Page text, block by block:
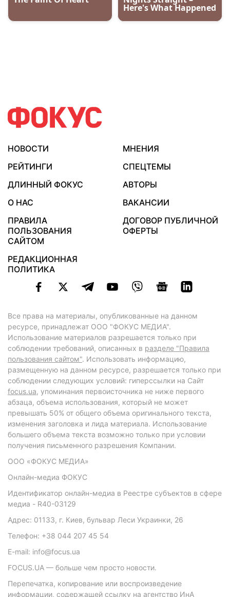
НОВОСТИ
МНЕНИЯ
РЕЙТИНГИ
СПЕЦТЕМЫ
ДЛИННЫЙ ФОКУС
АВТОРЫ
О НАС
ВАКАНСИИ
ПРАВИЛА
ПОЛЬЗОВАНИЯ
САЙТОМ
ДОГОВОР ПУБЛИЧНОЙ
ОФЕРТЫ
РЕДАКЦИОННАЯ
ПОЛИТИКА
Все права на материалы, опубликованные на данном
ресурсе, принадлежат ООО "ФОКУС МЕДИА".
Использование материалов разрешается только при
соблюдении требований, описанных в разделе "Правила
пользования сайтом". Использовать информацию,
размещенную на данном ресурсе, разрешается только при
соблюдении следующих условий: гиперссылки на Сайт
focus.ua, упоминания первоисточника не ниже первого
абзаца, объема использования, который не может
превышать 50% от общего объема оригинального текста,
изменения заголовка и лида материала. Использование
большего объема текста возможно только при условии
получения письменного разрешения Компании.
ООО «ФОКУС МЕДИА»
Онлайн-медиа ФОКУС
Идентификатор онлайн-медиа в Реестре субъектов в сфере
медиа - R40-03129
Адрес: 01133, г. Киев, бульвар Леси Украинки, 26
Телефон: +38 044 207 45 54
E-mail: info@focus.ua
FOCUS.UA — больше чем просто новости.
Перепечатка, копирование или воспроизведение
информации, содержащей ссылку на агентство ИнА